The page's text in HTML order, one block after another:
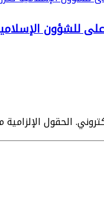
للشؤون
الحقول الإلزامية